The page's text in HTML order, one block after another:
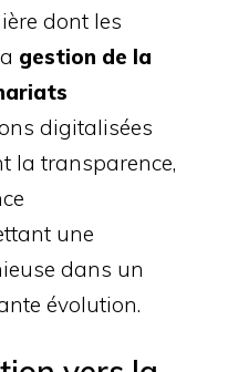
dont les
gestion de la
digitalisées
la transparence,
une
dans un
évolution.